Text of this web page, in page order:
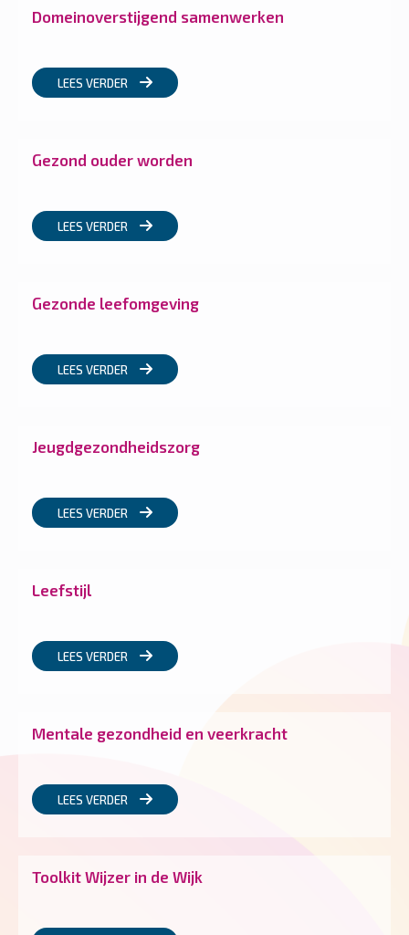
Domeinoverstijgend samenwerken
LEES VERDER
Gezond ouder worden
LEES VERDER
Gezonde leefomgeving
LEES VERDER
Jeugdgezondheidszorg
LEES VERDER
Leefstijl
LEES VERDER
Mentale gezondheid en veerkracht
LEES VERDER
Toolkit Wijzer in de Wijk